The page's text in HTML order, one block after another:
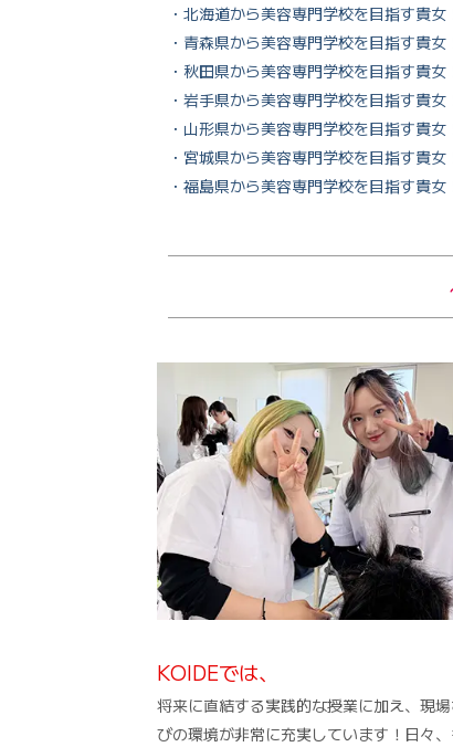
・北海道から美容専門学校を目指す貴女
・青森県から美容専門学校を目指す貴女
・秋田県から美容専門学校を目指す貴女
・岩手県から美容専門学校を目指す貴女
・山形県から美容専門学校を目指す貴女
・宮城県から美容専門学校を目指す貴女
・福島県から美容専門学校を目指す貴女
KOIDEでは、
将来に直結する実践的な授業に加え、現
びの環境が非常に充実しています！日々